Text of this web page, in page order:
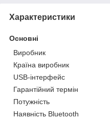
Характеристики
Основні
Виробник
Країна виробник
USB-інтерфейс
Гарантійний термін
Потужність
Наявність Bluetooth